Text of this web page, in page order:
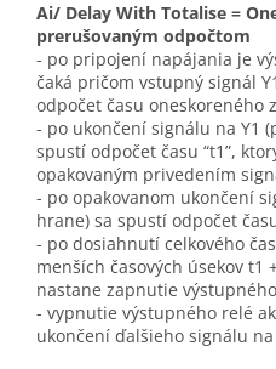
Ai/ Delay With Totalise =
prerušovaným odpočtom
- po pripojení napájania je
čaká pričom vstupný signál
odpočet času oneskoreného
- po ukončení signálu na Y1
spustí odpočet času “t1”,
opakovaným privedením
- po opakovanom ukončení
hrane) sa spustí odpočet
- po dosiahnutí celkového
menších časových úsekov t1
nastane zapnutie
- vypnutie výstupného relé
ukončení ďalšieho signálu na